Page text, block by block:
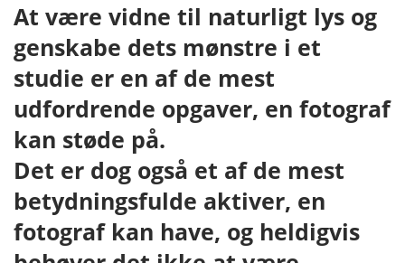
At være vidne til naturligt lys og
genskabe dets mønstre i et
studie er en af de mest
udfordrende opgaver, en fotograf
kan støde på.
Det er dog også et af de mest
betydningsfulde aktiver, en
fotograf kan have, og heldigvis